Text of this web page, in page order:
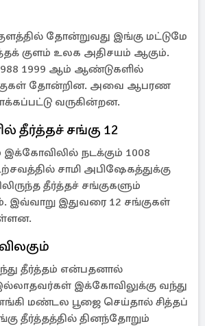
தோன்றுவது இங்கு மட்டுமே
குளம் உலக அதிசயம் ஆகும்.
1988 1999 ஆம் ஆண்டுகளில்
தோன்றின. அவை ஆபரண
வருகின்றன.
தீர்த்தச் சங்கு 12
இக்கோவிலில் நடக்கும் 1008
சாமி அபிஷேகத்துக்கு
தீர்த்தச் சங்குகளும்
இவ்வாறு இதுவரை 12 சங்குகள்
தீர்த்தம் என்பதனால்
இக்கோவிலுக்கு வந்து
மண்டல பூஜை செய்தால் சித்தப்
தீர்த்தத்தில் தினந்தோறும்